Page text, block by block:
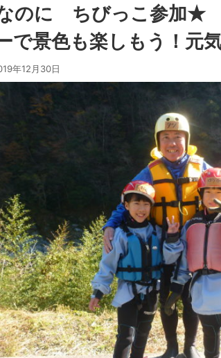
のに ちびっこ参加★
で景色も楽しもう！元
年12月30日